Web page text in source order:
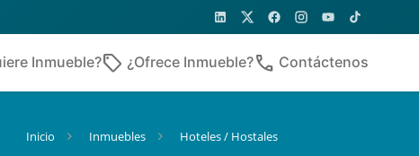
Inmueble?sell ¿Ofrece Inmueble?phone Contáctenos
Inicio Inmuebles Hoteles / Hostales